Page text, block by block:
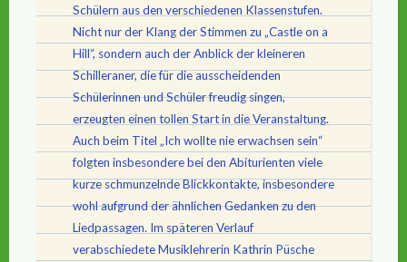
Schülern aus den verschiedenen Klassenstufen.
Nicht nur der Klang der Stimmen zu „Castle on a
Hill“, sondern auch der Anblick der kleineren
Schilleraner, die für die ausscheidenden
Schülerinnen und Schüler freudig singen,
erzeugten einen tollen Start in die Veranstaltung.
Auch beim Titel „Ich wollte nie erwachsen sein“
folgten insbesondere bei den Abiturienten viele
kurze schmunzelnde Blickkontakte, insbesondere
wohl aufgrund der ähnlichen Gedanken zu den
Liedpassagen. Im späteren Verlauf
verabschiedete Musiklehrerin Kathrin Püsche